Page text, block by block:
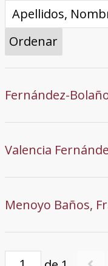
Ordenar
Fernández-
Valencia
Menoyo Baños,